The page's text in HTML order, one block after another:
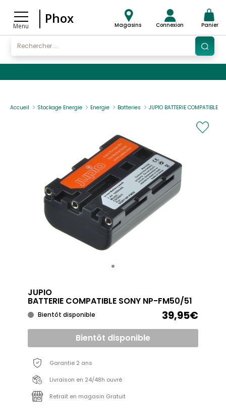
Menu
Phox Magasins Connexion Panier
Accueil Stockage Energie Energie Batteries JUPIO BATTERIE COMPATIBLE
JUPIO
BATTERIE COMPATIBLE SONY NP-FM50/51
Bientôt disponible 39,95€
Bientôt disponible
Garantie 2 ans
Livraison en 24/48h ouvré
Retrait en magasin Gratuit